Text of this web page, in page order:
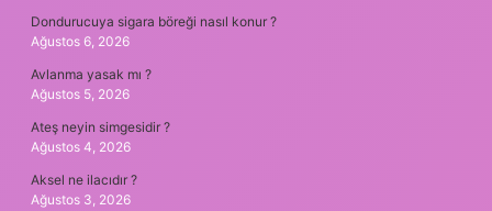
Dondurucuya sigara böreği nasıl konur ?
Ağustos 6, 2026
Avlanma yasak mı ?
Ağustos 5, 2026
Ateş neyin simgesidir ?
Ağustos 4, 2026
Aksel ne ilacıdır ?
Ağustos 3, 2026